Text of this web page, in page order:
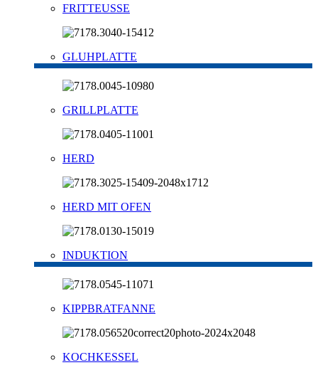
FRITTEUSSE
GLUHPLATTE
GRILLPLATTE
HERD
HERD MIT OFEN
INDUKTION
KIPPBRATFANNE
KOCHKESSEL